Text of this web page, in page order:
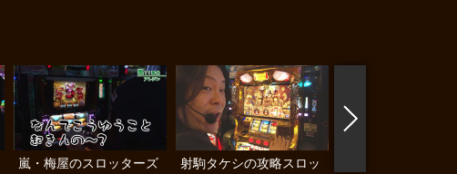
嵐・梅屋のスロッターズ
射駒タケシの攻略スロッ